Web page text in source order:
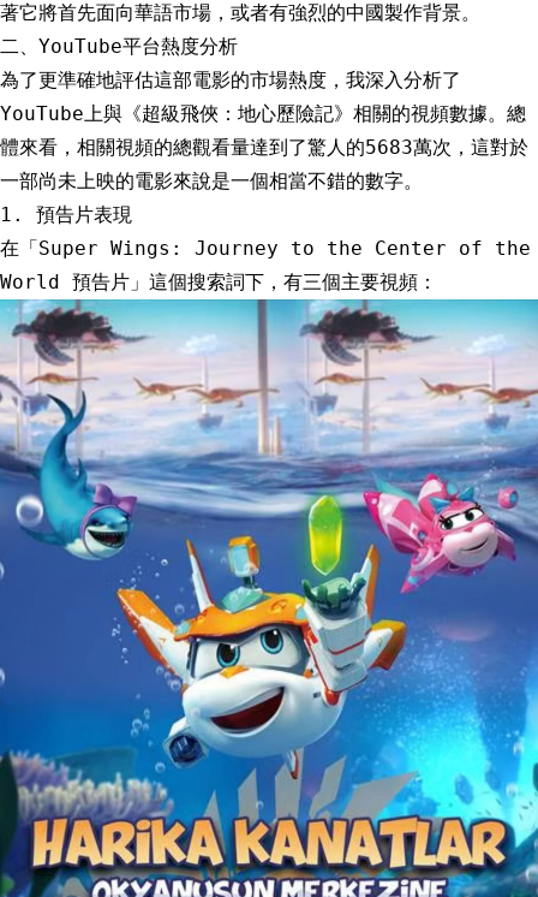
著它將首先面向華語市場，或者有強烈的中國製作背景。
二、YouTube平台熱度分析
為了更準確地評估這部電影的市場熱度，我深入分析了
YouTube上與《超級飛俠：地心歷險記》相關的視頻數據。總
體來看，相關視頻的總觀看量達到了驚人的5683萬次，這對於
一部尚未上映的電影來說是一個相當不錯的數字。
1. 預告片表現
在「Super Wings: Journey to the Center of the
World 預告片」這個搜索詞下，有三個主要視頻：